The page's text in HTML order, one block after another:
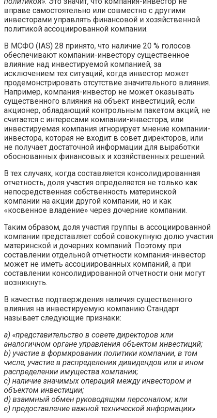
вправе самостоятельно или совместно с другими
инвесторами управлять финансовой и хозяйственной
политикой ассоциированной компании.
В МСФО (IAS) 28 принято, что наличие 20 % голосов
обеспечивают компании-инвестору существенное
влияние над инвестируемой компанией, за
исключением тех ситуаций, когда инвестор может
продемонстрировать отсутствие значительного влияния.
Например, компания-инвестор не может оказывать
существенного влияния на объект инвестиций, если
акционер, обладающий контрольным пакетом акций, не
считается с интересами компании-инвестора, или
инвестируемая компания игнорирует мнение компании-
инвестора, которая не входит в совет директоров, или
не получает достаточной информации для выработки
обоснованных финансовых и хозяйственных решений.
В тех случаях, когда составляется консолидированная
отчетность, доля участия определяется не только как
непосредственная собственность материнской
компании на акции другой компании, но и как
«косвенное владение» через дочерние компании.
Таким образом, доля участия группы в ассоциированной
компании представляет собой совокупную долю участия
материнской и дочерних компаний. Поэтому при
составлении отдельной отчетности компания-инвестор
может не иметь ассоциированных компаний, а при
составлении консолидированной отчетности они могут
возникнуть.
В качестве подтверждения наличия существенного
влияния на инвестируемую компанию Стандарт
называет следующие признаки:
a) «представительство в совете директоров или
аналогичном органе управления объектом инвестиций;
b) участие в формировании политики компании, в том
числе, участие в распределении дивидендов или в ином
распределении имущества компании;
c) наличие значимых операций между инвестором и
объектом инвестиции;
d) взаимный обмен руководящим персоналом; или
e) предоставление важной технической информации».